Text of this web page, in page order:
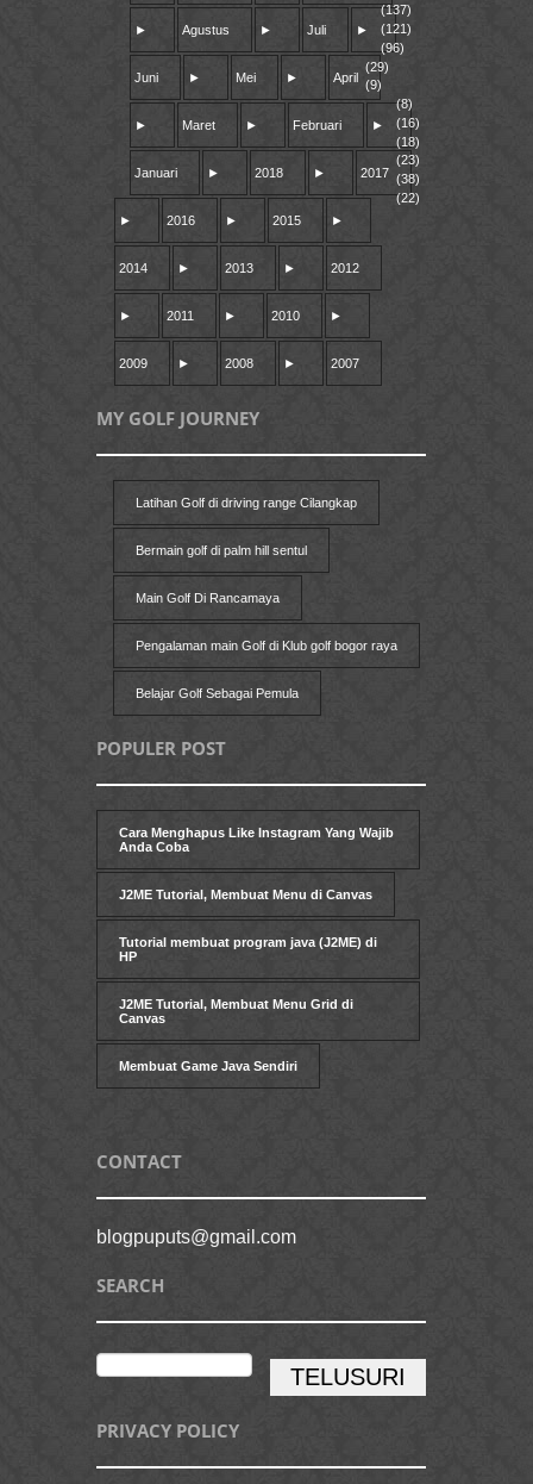
► Agustus ► Juli ►
Juni ► Mei ► April
► Maret ► Februari ►
Januari ► 2018 ► 2017
(137)
► 2016
(121)
► 2015
(96)
►
2014
(29)
► 2013
(9)
► 2012
(8)
► 2011
(16)
► 2010
(18)
►
2009
(23)
► 2008
(38)
► 2007
(22)
MY GOLF JOURNEY
Latihan Golf di driving range Cilangkap
Bermain golf di palm hill sentul
Main Golf Di Rancamaya
Pengalaman main Golf di Klub golf bogor raya
Belajar Golf Sebagai Pemula
POPULER POST
Cara Menghapus Like Instagram Yang Wajib
Anda Coba
J2ME Tutorial, Membuat Menu di Canvas
Tutorial membuat program java (J2ME) di
HP
J2ME Tutorial, Membuat Menu Grid di
Canvas
Membuat Game Java Sendiri
CONTACT
blogpuputs@gmail.com
SEARCH
PRIVACY POLICY